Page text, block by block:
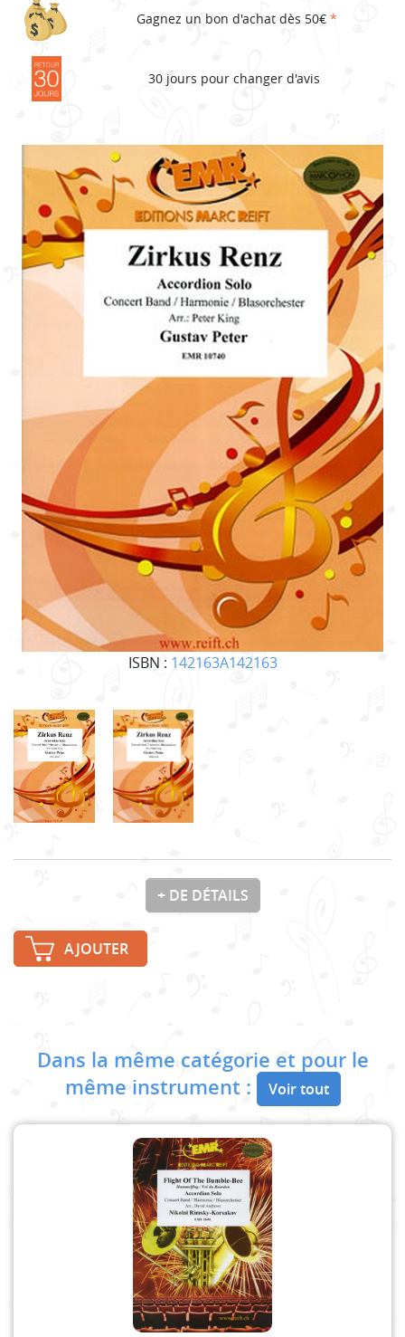
ISBN : 142163A142163
Gagnez un bon d'achat dès 50€ *
30 jours pour changer d'avis
+ DE DÉTAILS
AJOUTER
Dans la même catégorie et pour le
même instrument :
Voir tout